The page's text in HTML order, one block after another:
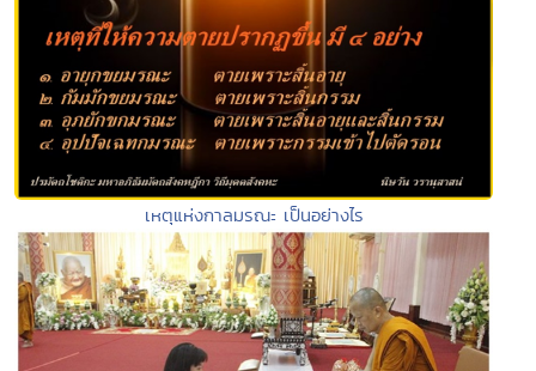
เหตุแห่งกาลมรณะ เป็นอย่างไร